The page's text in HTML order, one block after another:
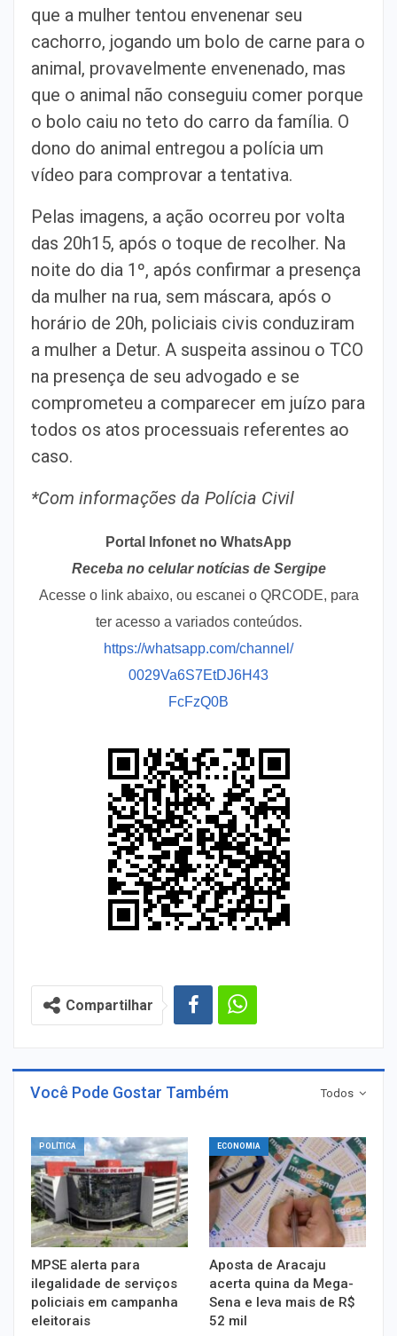
que a mulher tentou envenenar seu
cachorro, jogando um bolo de carne para o
animal, provavelmente envenenado, mas
que o animal não conseguiu comer porque
o bolo caiu no teto do carro da família. O
dono do animal entregou a polícia um
vídeo para comprovar a tentativa.
Pelas imagens, a ação ocorreu por volta
das 20h15, após o toque de recolher. Na
noite do dia 1º, após confirmar a presença
da mulher na rua, sem máscara, após o
horário de 20h, policiais civis conduziram
a mulher a Detur. A suspeita assinou o TCO
na presença de seu advogado e se
comprometeu a comparecer em juízo para
todos os atos processuais referentes ao
caso.
*Com informações da Polícia Civil
Portal Infonet no WhatsApp
Receba no celular notícias de Sergipe
Acesse o link abaixo, ou escanei o QRCODE, para
ter acesso a variados conteúdos.
https://whatsapp.com/channel/
0029Va6S7EtDJ6H43
FcFzQ0B
Compartilhar
Todos
Você Pode Gostar Também
POLÍTICA
MPSE alerta para
ilegalidade de serviços
policiais em campanha
eleitorais
ECONOMIA
Aposta de Aracaju
acerta quina da Mega-
Sena e leva mais de R$
52 mil